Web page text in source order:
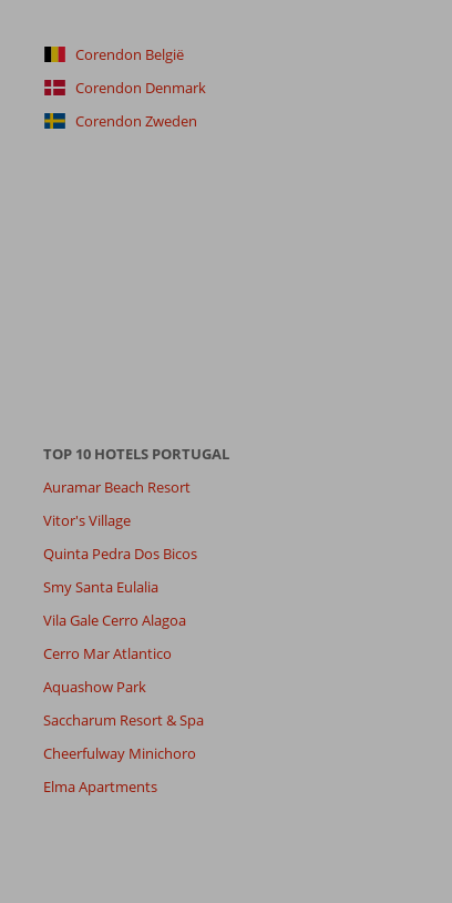
Corendon België
Corendon Denmark
Corendon Zweden
TOP 10 HOTELS PORTUGAL
Auramar Beach Resort
Vitor's Village
Quinta Pedra Dos Bicos
Smy Santa Eulalia
Vila Gale Cerro Alagoa
Cerro Mar Atlantico
Aquashow Park
Saccharum Resort & Spa
Cheerfulway Minichoro
Elma Apartments